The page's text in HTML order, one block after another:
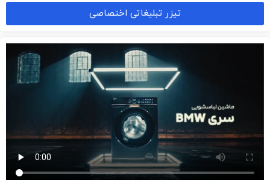
تیزر تبلیغاتی اختصاصی